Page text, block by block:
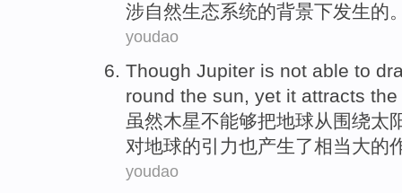
涉自然生态系统的背景下发生的
youdao
Though Jupiter is not able to
round the sun, yet it attracts
虽然木星不能够把地球从 围绕太
对地球的引力也产生了相当大的
youdao